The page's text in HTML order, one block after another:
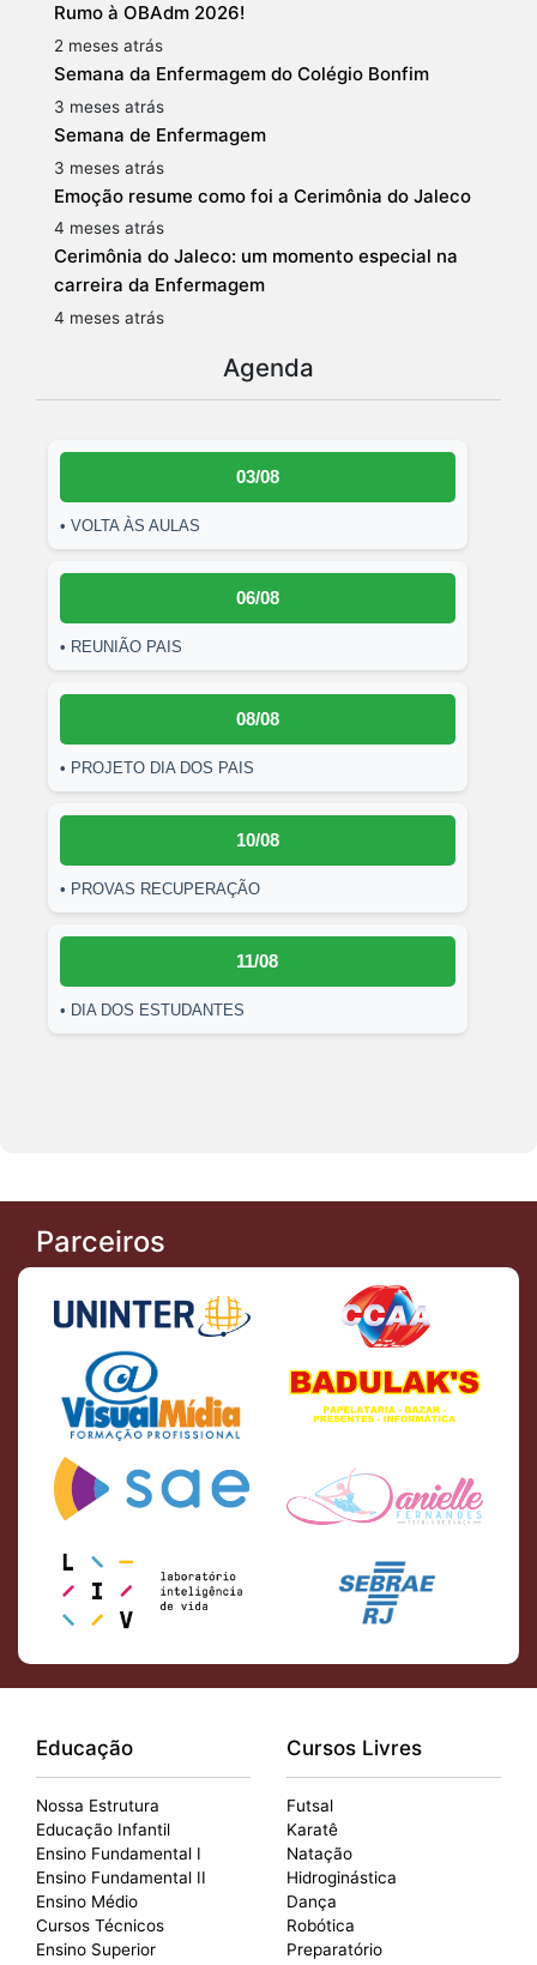
Rumo à OBAdm 2026!
2 meses atrás
Semana da Enfermagem do Colégio Bonfim
3 meses atrás
Semana de Enfermagem
3 meses atrás
Emoção resume como foi a Cerimônia do Jaleco
4 meses atrás
Cerimônia do Jaleco: um momento especial na
carreira da Enfermagem
4 meses atrás
Agenda
03/08
• VOLTA ÀS AULAS
06/08
• REUNIÃO PAIS
08/08
• PROJETO DIA DOS PAIS
10/08
• PROVAS RECUPERAÇÃO
11/08
• DIA DOS ESTUDANTES
Parceiros
Educação
Nossa Estrutura
Educação Infantil
Ensino Fundamental I
Ensino Fundamental II
Ensino Médio
Cursos Técnicos
Ensino Superior
Cursos Livres
Futsal
Karatê
Natação
Hidroginástica
Dança
Robótica
Preparatório